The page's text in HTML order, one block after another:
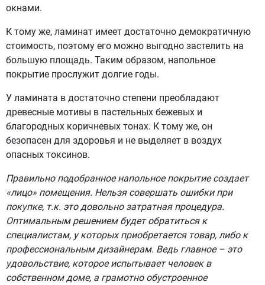
окнами.
К тому же, ламинат имеет достаточно демократичную
стоимость, поэтому его можно выгодно застелить на
большую площадь. Таким образом, напольное
покрытие прослужит долгие годы.
У ламината в достаточно степени преобладают
древесные мотивы в пастельных бежевых и
благородных коричневых тонах. К тому же, он
безопасен для здоровья и не выделяет в воздух
опасных токсинов.
Правильно подобранное напольное покрытие создает
«лицо» помещения. Нельзя совершать ошибки при
покупке, т.к. это довольно затратная процедура.
Оптимальным решением будет обратиться к
специалистам, у которых приобретается товар, либо к
профессиональным дизайнерам. Ведь главное – это
удовольствие, которое испытывает человек в
собственном доме, а грамотно обустроенное